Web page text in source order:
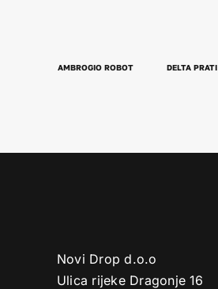
AMBROGIO ROBOT DELTA PRATI
Novi Drop d.o.o
Ulica rijeke Dragonje 16